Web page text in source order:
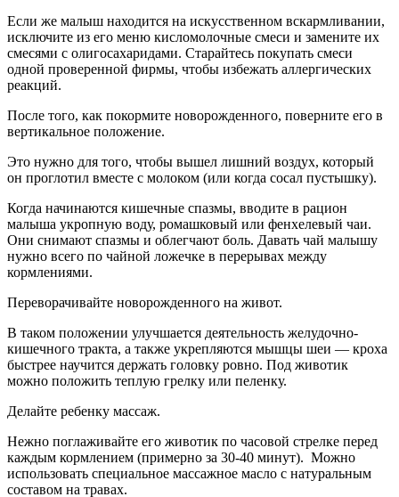
Если же малыш находится на искусственном вскармливании,
исключите из его меню кисломолочные смеси и замените их
смесями с олигосахаридами. Старайтесь покупать смеси
одной проверенной фирмы, чтобы избежать аллергических
реакций.
После того, как покормите новорожденного, поверните его в
вертикальное положение.
Это нужно для того, чтобы вышел лишний воздух, который
он проглотил вместе с молоком (или когда сосал пустышку).
Когда начинаются кишечные спазмы, вводите в рацион
малыша укропную воду, ромашковый или фенхелевый чаи.
Они снимают спазмы и облегчают боль. Давать чай малышу
нужно всего по чайной ложечке в перерывах между
кормлениями.
Переворачивайте новорожденного на живот.
В таком положении улучшается деятельность желудочно-
кишечного тракта, а также укрепляются мышцы шеи — кроха
быстрее научится держать головку ровно. Под животик
можно положить теплую грелку или пеленку.
Делайте ребенку массаж.
Нежно поглаживайте его животик по часовой стрелке перед
каждым кормлением (примерно за 30-40 минут). Можно
использовать специальное массажное масло с натуральным
составом на травах.